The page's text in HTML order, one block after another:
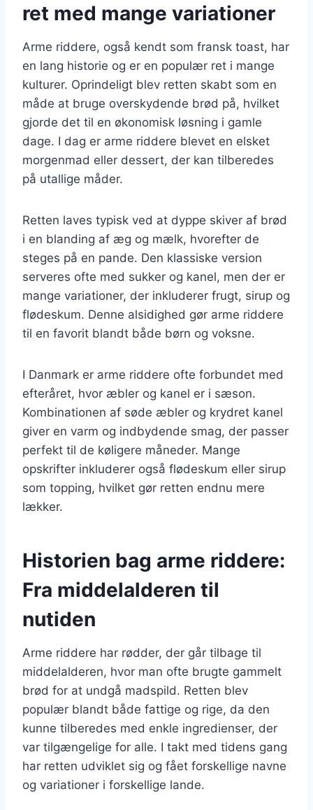
ret med mange variationer
Arme riddere, også kendt som fransk toast, har
en lang historie og er en populær ret i mange
kulturer. Oprindeligt blev retten skabt som en
måde at bruge overskydende brød på, hvilket
gjorde det til en økonomisk løsning i gamle
dage. I dag er arme riddere blevet en elsket
morgenmad eller dessert, der kan tilberedes
på utallige måder.
Retten laves typisk ved at dyppe skiver af brød
i en blanding af æg og mælk, hvorefter de
steges på en pande. Den klassiske version
serveres ofte med sukker og kanel, men der er
mange variationer, der inkluderer frugt, sirup og
flødeskum. Denne alsidighed gør arme riddere
til en favorit blandt både børn og voksne.
I Danmark er arme riddere ofte forbundet med
efteråret, hvor æbler og kanel er i sæson.
Kombinationen af søde æbler og krydret kanel
giver en varm og indbydende smag, der passer
perfekt til de køligere måneder. Mange
opskrifter inkluderer også flødeskum eller sirup
som topping, hvilket gør retten endnu mere
lækker.
Historien bag arme riddere:
Fra middelalderen til
nutiden
Arme riddere har rødder, der går tilbage til
middelalderen, hvor man ofte brugte gammelt
brød for at undgå madspild. Retten blev
populær blandt både fattige og rige, da den
kunne tilberedes med enkle ingredienser, der
var tilgængelige for alle. I takt med tidens gang
har retten udviklet sig og fået forskellige navne
og variationer i forskellige lande.